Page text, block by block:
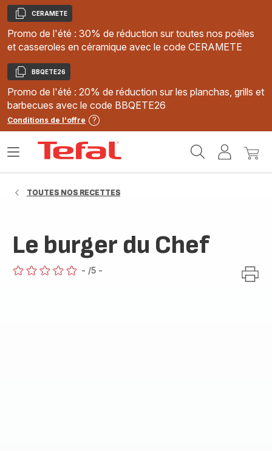
Copier
CERAMETE
Promo de l'été : 30% de réduction sur toutes nos poêles
et casseroles en céramique avec le code CERAMETE
Copier
BBQETE26
Promo de l'été : 20% de réduction sur les planchas, grills et
barbecues avec le code BBQETE26
Conditions de l'offre
MonMon
Ouvrir
TOUTES NOS RECETTES
Le burger du Chef
- /5 -